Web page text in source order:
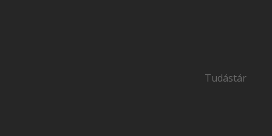
Tudástár